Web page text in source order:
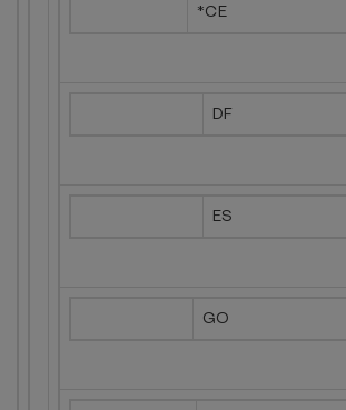
*CE
DF
ES
GO